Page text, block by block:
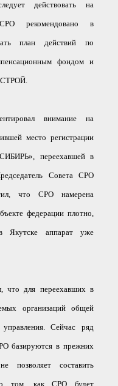
действовать на
рекомендовано в
план действий по
фондом и
внимание на
место регистрации
переехавшей в
Совета СРО
что СРО намерена
федерации плотно,
Якутске аппарат уже
что для переехавших в
организаций общей
Сейчас ряд
базируются в прежних
позволяет составить
о том, как СРО будет